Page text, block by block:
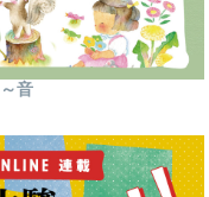
音